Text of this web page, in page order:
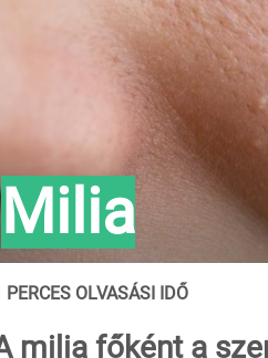
Milia
PERCES OLVASÁSI IDŐ
milia főként a